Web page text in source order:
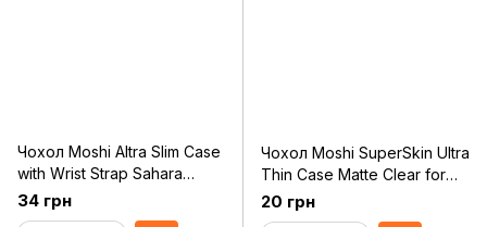
Чохол Moshi Altra Slim Case
with Wrist Strap Sahara
Beige for iPhone 11
(99MO117304)
34 грн
Чохол Moshi SuperSkin Ultra
Thin Case Matte Clear for
iPhone 11 Pro (99MO111931)
20 грн